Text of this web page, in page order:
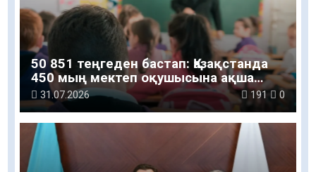
50 851 теңгеден бастап: Қазақстанда
450 мың мектеп оқушысына ақша
беріледі
31.07.2026 191 0